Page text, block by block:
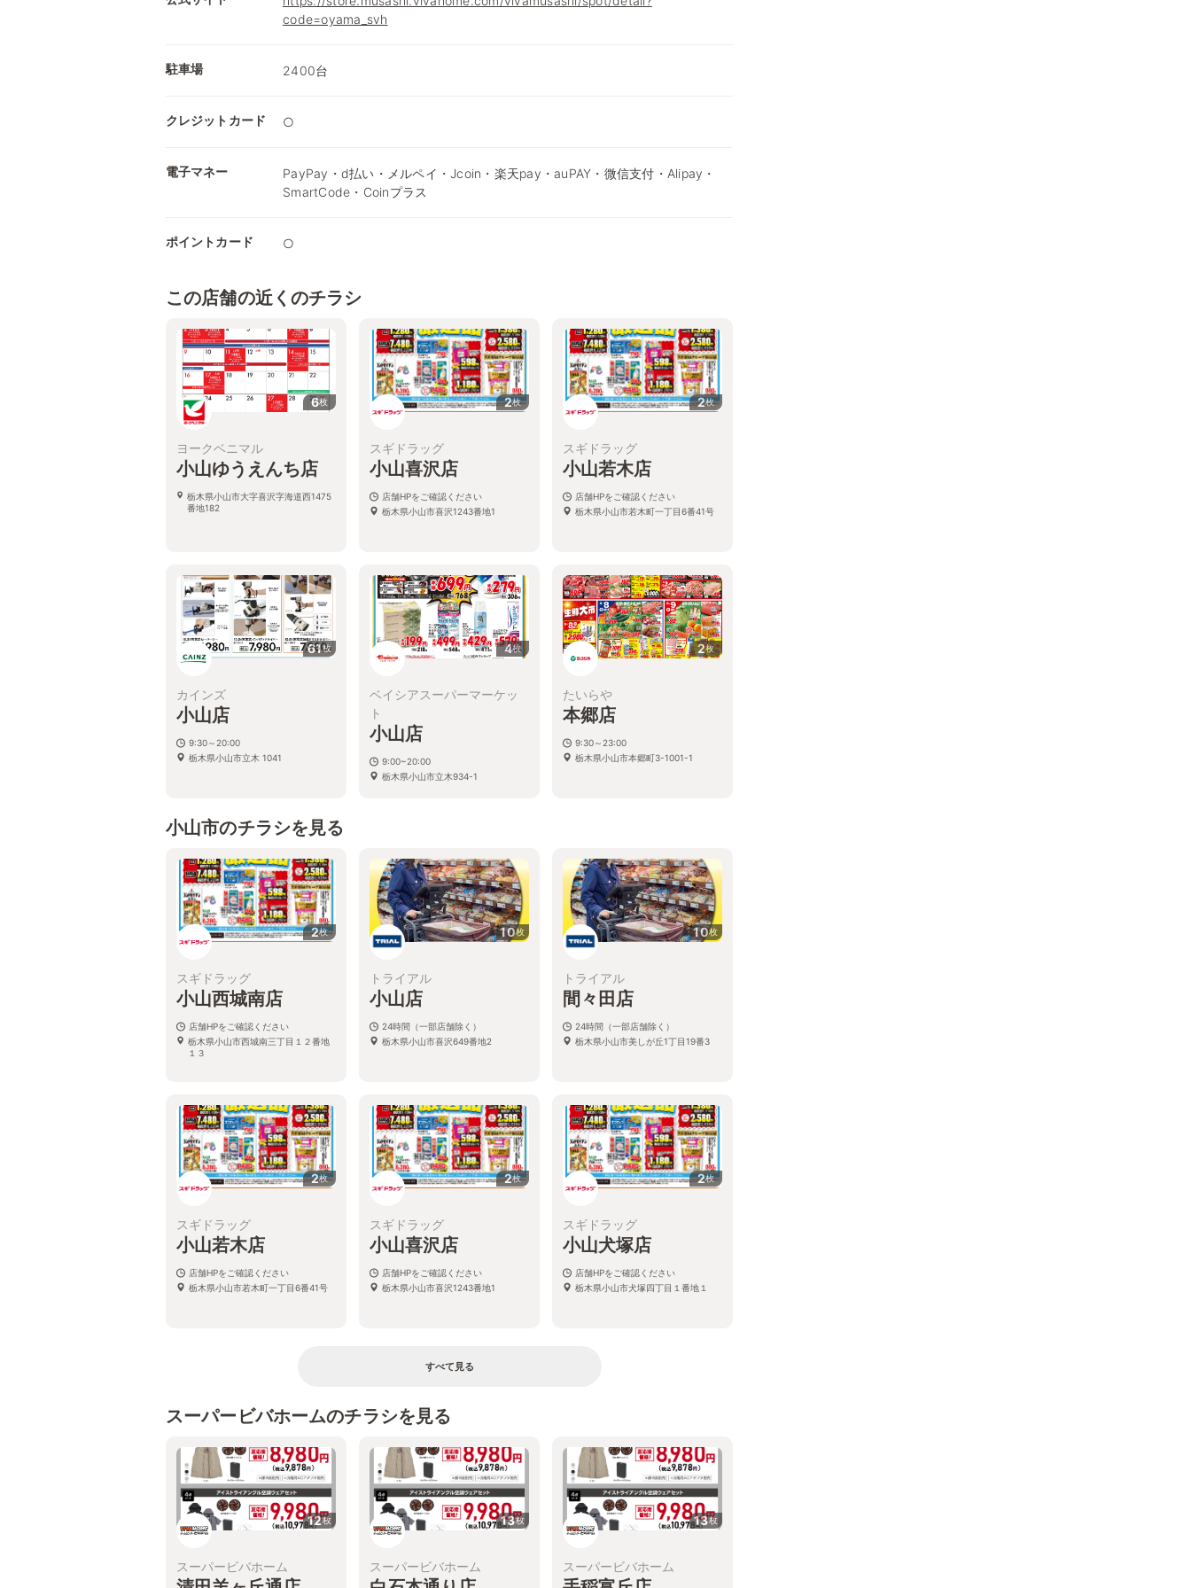
code=oyama_svh
駐車場 2400台
クレジットカード ○
電子マネー
PayPay・d払い・メルペイ・Jcoin・楽天pay・auPAY・微信支付・Alipay・
SmartCode・Coinプラス
ポイントカード ○
この店舗の近くのチラシ
6枚
ヨークベニマル
小山ゆうえんち店
栃木県小山市大字喜沢字海道西1475
番地182
2枚
スギドラッグ
小山喜沢店
店舗HPをご確認ください
栃木県小山市喜沢1243番地1
2枚
スギドラッグ
小山若木店
店舗HPをご確認ください
栃木県小山市若木町一丁目6番41号
61枚
カインズ
小山店
9:30～20:00
栃木県小山市立木 1041
4枚
ベイシアスーパーマーケッ
ト
小山店
9:00~20:00
栃木県小山市立木934-1
2枚
たいらや
本郷店
9:30～23:00
栃木県小山市本郷町3-1001-1
小山市のチラシを見る
2枚
スギドラッグ
小山西城南店
店舗HPをご確認ください
栃木県小山市西城南三丁目１２番地
１３
10枚
トライアル
小山店
24時間（一部店舗除く）
栃木県小山市喜沢649番地2
10枚
トライアル
間々田店
24時間（一部店舗除く）
栃木県小山市美しが丘1丁目19番3
2枚
スギドラッグ
小山若木店
店舗HPをご確認ください
栃木県小山市若木町一丁目6番41号
2枚
スギドラッグ
小山喜沢店
店舗HPをご確認ください
栃木県小山市喜沢1243番地1
2枚
スギドラッグ
小山犬塚店
店舗HPをご確認ください
栃木県小山市犬塚四丁目１番地１
すべて見る
スーパービバホームのチラシを見る
12枚
スーパービバホーム
13枚
スーパービバホーム
13枚
スーパービバホーム